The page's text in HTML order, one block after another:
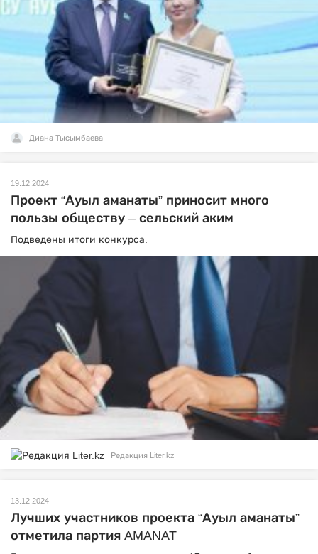
Диана Тысымбаева
19.12.2024
Проект “Ауыл аманаты” приносит много
пользы обществу – сельский аким
Подведены итоги конкурса.
Редакция Liter.kz
13.12.2024
Лучших участников проекта “Ауыл аманаты”
отметила партия AMANAT